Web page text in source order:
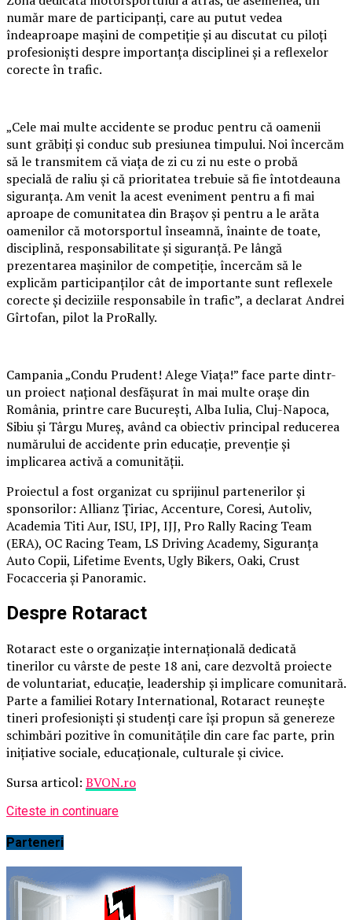
număr mare de participanți, care au putut vedea
îndeaproape mașini de competiție și au discutat cu piloți
profesioniști despre importanța disciplinei și a reflexelor
corecte în trafic.
„Cele mai multe accidente se produc pentru că oamenii
sunt grăbiți și conduc sub presiunea timpului. Noi încercăm
să le transmitem că viața de zi cu zi nu este o probă
specială de raliu și că prioritatea trebuie să fie întotdeauna
siguranța. Am venit la acest eveniment pentru a fi mai
aproape de comunitatea din Brașov și pentru a le arăta
oamenilor că motorsportul înseamnă, înainte de toate,
disciplină, responsabilitate și siguranță. Pe lângă
prezentarea mașinilor de competiție, încercăm să le
explicăm participanților cât de importante sunt reflexele
corecte și deciziile responsabile în trafic”, a declarat Andrei
Gîrtofan, pilot la ProRally.
Campania „Condu Prudent! Alege Viața!” face parte dintr-
un proiect național desfășurat în mai multe orașe din
România, printre care București, Alba Iulia, Cluj-Napoca,
Sibiu și Târgu Mureș, având ca obiectiv principal reducerea
numărului de accidente prin educație, prevenție și
implicarea activă a comunității.
Proiectul a fost organizat cu sprijinul partenerilor și
sponsorilor: Allianz Țiriac, Accenture, Coresi, Autoliv,
Academia Titi Aur, ISU, IPJ, IJJ, Pro Rally Racing Team
(ERA), OC Racing Team, LS Driving Academy, Siguranța
Auto Copii, Lifetime Events, Ugly Bikers, Oaki, Crust
Focacceria și Panoramic.
Despre Rotaract
Rotaract este o organizație internațională dedicată
tinerilor cu vârste de peste 18 ani, care dezvoltă proiecte
de voluntariat, educație, leadership și implicare comunitară.
Parte a familiei Rotary International, Rotaract reunește
tineri profesioniști și studenți care își propun să genereze
schimbări pozitive în comunitățile din care fac parte, prin
inițiative sociale, educaționale, culturale și civice.
Sursa articol: BVON.ro
Citeste in continuare
Parteneri